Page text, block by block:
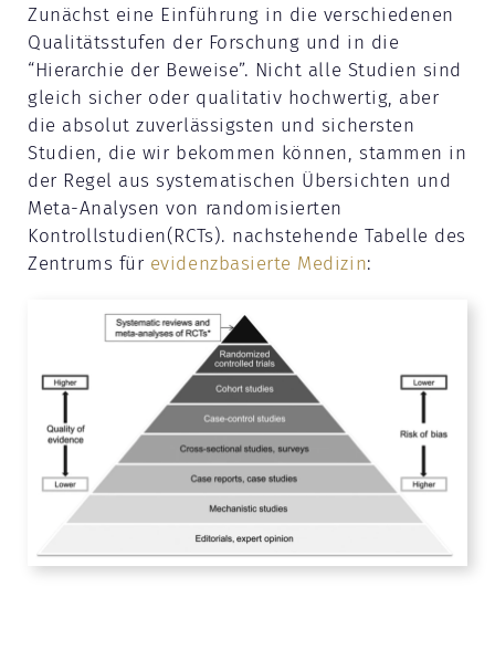
Zunächst eine Einführung in die verschiedenen
Qualitätsstufen der Forschung und in die
“Hierarchie der Beweise”. Nicht alle Studien sind
gleich sicher oder qualitativ hochwertig, aber
die absolut zuverlässigsten und sichersten
Studien, die wir bekommen können, stammen in
der Regel aus systematischen Übersichten und
Meta-Analysen von randomisierten
Kontrollstudien(RCTs). nachstehende Tabelle des
Zentrums für evidenzbasierte Medizin: